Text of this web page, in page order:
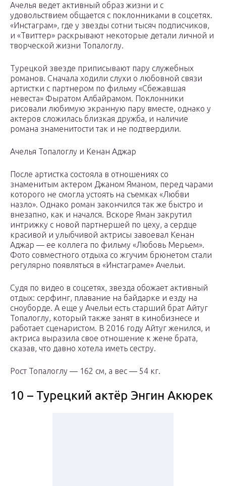
Ачелья ведет активный образ жизни и с
удовольствием общается с поклонниками в соцсетях.
«Инстаграм», где у звезды сотни тысяч подписчиков,
и «Твиттер» раскрывают некоторые детали личной и
творческой жизни Топалоглу.
Турецкой звезде приписывают пару служебных
романов. Сначала ходили слухи о любовной связи
артистки с партнером по фильму «Сбежавшая
невеста» Фыратом Албайрамом. Поклонники
рисовали любимую экранную пару вместе, однако у
актеров сложилась близкая дружба, и наличие
романа знаменитости так и не подтвердили.
Ачелья Топалоглу и Кенан Аджар
После артистка состояла в отношениях со
знаменитым актером Джаном Яманом, перед чарами
которого не смогла устоять на съемках «Любви
назло». Однако роман закончился так же быстро и
внезапно, как и начался. Вскоре Яман закрутил
интрижку с новой партнершей по цеху, а сердце
красивой и улыбчивой актрисы завоевал Кенан
Аджар — ее коллега по фильму «Любовь Мерьем».
Фото совместного отдыха со жгучим брюнетом стали
регулярно появляться в «Инстаграме» Ачельи.
Судя по видео в соцсетях, звезда обожает активный
отдых: серфинг, плавание на байдарке и езду на
сноуборде. А еще у Ачельи есть старший брат Айтуг
Топалоглу, который также занят в кинобизнесе и
работает сценаристом. В 2016 году Айтуг женился, и
актриса выразила свое отношение к жене брата,
сказав, что давно хотела иметь сестру.
Рост Топалоглу — 162 см, а вес — 54 кг.
10 – Турецкий актёр Энгин Акюрек